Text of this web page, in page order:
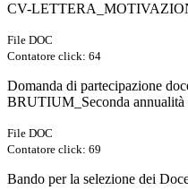
CV-
File DOC
Contatore click: 64
Domanda di partecipazione
BRUTIUM_Seconda annualità
File DOC
Contatore click: 69
Bando per la selezione dei